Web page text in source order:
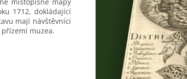
1712, dokládající
mají návštěvníci
muzea.